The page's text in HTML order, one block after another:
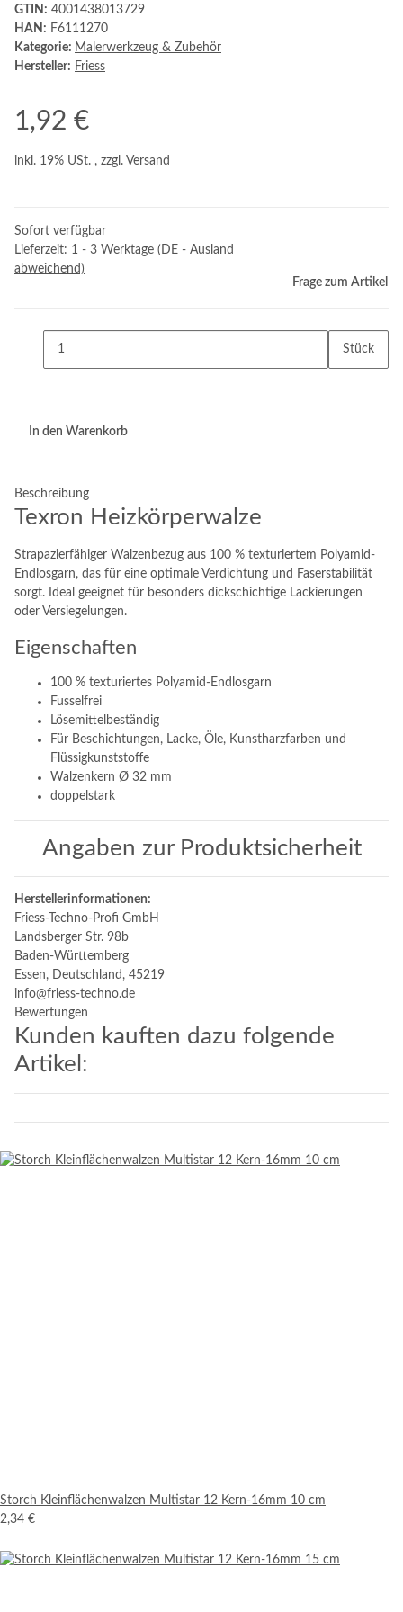
GTIN: 4001438013729
HAN: F6111270
Kategorie: Malerwerkzeug & Zubehör
Hersteller: Friess
1,92 €
inkl. 19% USt. , zzgl. Versand
Sofort verfügbar
Lieferzeit: 1 - 3 Werktage (DE - Ausland
abweichend)
Frage zum Artikel
Stück
In den Warenkorb
Beschreibung
Texron Heizkörperwalze
Strapazierfähiger Walzenbezug aus 100 % texturiertem Polyamid-
Endlosgarn, das für eine optimale Verdichtung und Faserstabilität
sorgt. Ideal geeignet für besonders dickschichtige Lackierungen
oder Versiegelungen.
Eigenschaften
100 % texturiertes Polyamid-Endlosgarn
Fusselfrei
Lösemittelbeständig
Für Beschichtungen, Lacke, Öle, Kunstharzfarben und
Flüssigkunststoffe
Walzenkern Ø 32 mm
doppelstark
Angaben zur Produktsicherheit
Herstellerinformationen:
Friess-Techno-Profi GmbH
Landsberger Str. 98b
Baden-Württemberg
Essen, Deutschland, 45219
info@friess-techno.de
Bewertungen
Kunden kauften dazu folgende
Artikel:
Storch Kleinflächenwalzen Multistar 12 Kern-16mm 10 cm
2,34 €